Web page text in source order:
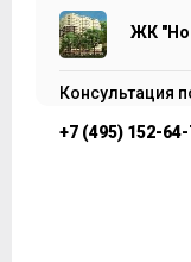
ЖК
Консультация
+7 (495) 152-64-